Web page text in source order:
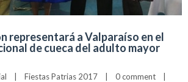
representará a Valparaíso en el
de cueca del adulto mayor
| Fiestas Patrias 2017 | 0 comment
|